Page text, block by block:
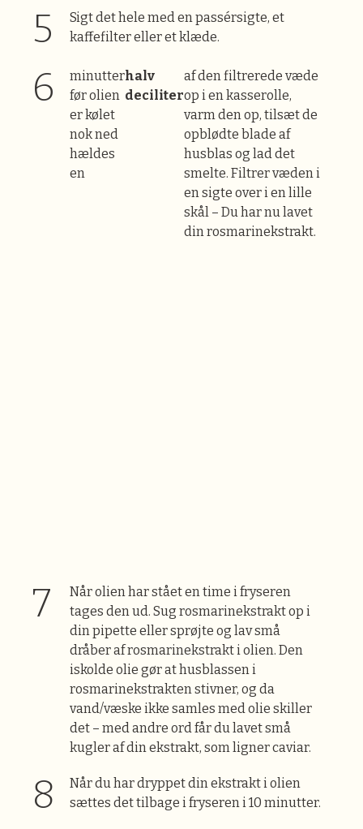
Sigt det hele med en passérsigte, et
kaffefilter eller et klæde.
minutter
før olien
er kølet
nok ned
hældes
en
halv
deciliter
af den filtrerede væde
op i en kasserolle,
varm den op, tilsæt de
opblødte blade af
husblas og lad det
smelte. Filtrer væden i
en sigte over i en lille
skål – Du har nu lavet
din rosmarinekstrakt.
Når olien har stået en time i fryseren
tages den ud. Sug rosmarinekstrakt op i
din pipette eller sprøjte og lav små
dråber af rosmarinekstrakt i olien. Den
iskolde olie gør at husblassen i
rosmarinekstrakten stivner, og da
vand/væske ikke samles med olie skiller
det – med andre ord får du lavet små
kugler af din ekstrakt, som ligner caviar.
Når du har dryppet din ekstrakt i olien
sættes det tilbage i fryseren i 10 minutter.